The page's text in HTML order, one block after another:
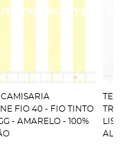
FIO 40 - FIO TINTO
- AMARELO - 100%